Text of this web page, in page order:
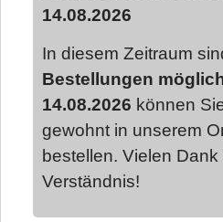
14.08.2026
In diesem Zeitraum
Bestellungen
14.08.2026 können
gewohnt in unserem
bestellen. Vielen Dank
Verständnis!